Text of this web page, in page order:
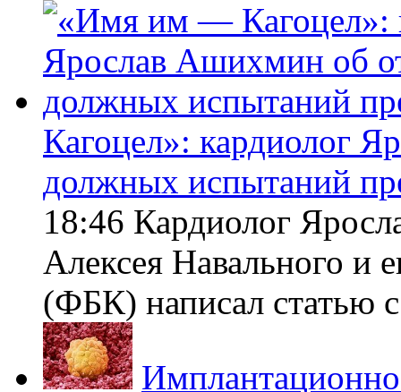
Кагоцел»: кардиолог
должных испытаний
18:46 Кардиолог
Алексея Навального и
(ФБК) написал статью